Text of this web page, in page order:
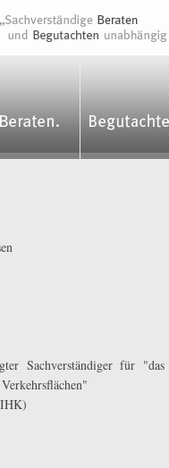
Sachverständiger für
IHK)